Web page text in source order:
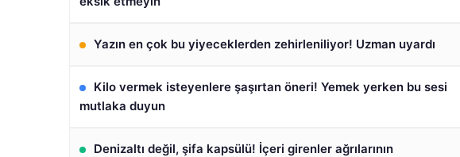
Yazın en çok bu yiyeceklerden zehirleniliyor! Uzman uyardı
Kilo vermek isteyenlere şaşırtan öneri! Yemek yerken bu sesi
mutlaka duyun
Denizaltı değil, şifa kapsülü! İçeri girenler ağrılarının